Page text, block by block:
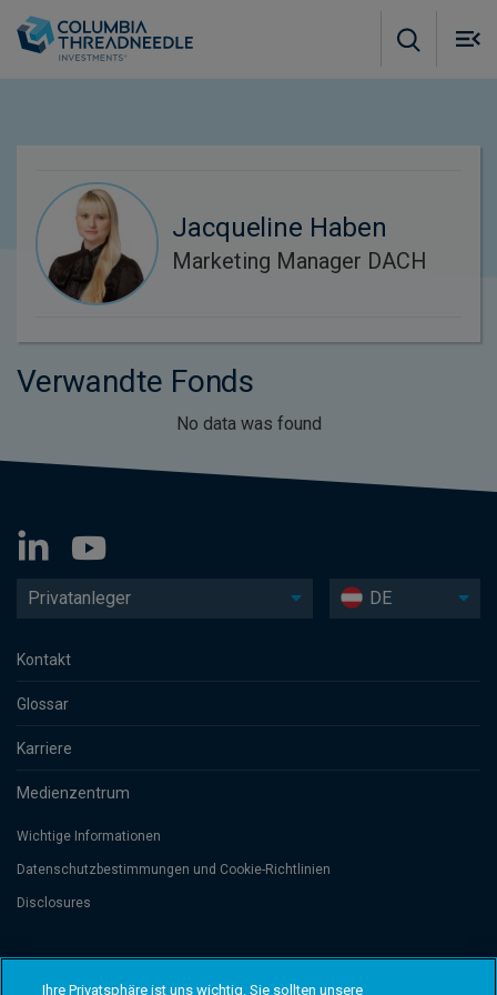
Jacqueline Haben
Marketing Manager DACH
Verwandte Fonds
No data was found
Privatanleger DE
Kontakt
Glossar
Karriere
Medienzentrum
Wichtige Informationen
Datenschutzbesti­mmungen und Cookie-Richtlinien
Disclosures
de Commerce et des Sociétés (Luxembourg), No. B 110242 and/or
Ihre Privatsphäre ist uns wichtig. Sie sollten unsere